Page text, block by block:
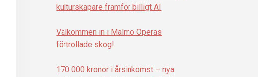
kulturskapare framför billigt AI
Välkommen in i Malmö Operas
förtrollade skog!
170 000 kronor i årsinkomst – nya